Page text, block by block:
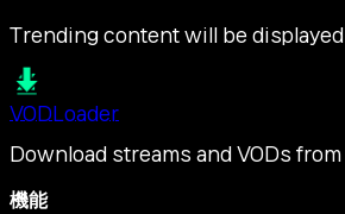
Trending content will be
VODLoader
Download streams and VODs
機能